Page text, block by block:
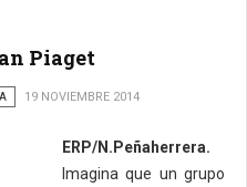
Piaget
19 NOVIEMBRE 2014
ERP/N.Peñaherrera.
Imagina que un grupo